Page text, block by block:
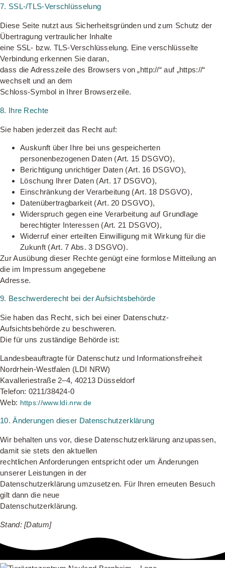
7. SSL-/TLS-Verschlüsselung
Diese Seite nutzt aus Sicherheitsgründen und zum Schutz der
Übertragung vertraulicher Inhalte
eine SSL- bzw. TLS-Verschlüsselung. Eine verschlüsselte
Verbindung erkennen Sie daran,
dass die Adresszeile des Browsers von „http://“ auf „https://“
wechselt und an dem
Schloss-Symbol in Ihrer Browserzeile.
8. Ihre Rechte
Sie haben jederzeit das Recht auf:
Auskunft über Ihre bei uns gespeicherten
personenbezogenen Daten (Art. 15 DSGVO),
Berichtigung unrichtiger Daten (Art. 16 DSGVO),
Löschung Ihrer Daten (Art. 17 DSGVO),
Einschränkung der Verarbeitung (Art. 18 DSGVO),
Datenübertragbarkeit (Art. 20 DSGVO),
Widerspruch gegen eine Verarbeitung auf Grundlage
berechtigter Interessen (Art. 21 DSGVO),
Widerruf einer erteilten Einwilligung mit Wirkung für die
Zukunft (Art. 7 Abs. 3 DSGVO).
Zur Ausübung dieser Rechte genügt eine formlose Mitteilung an
die im Impressum angegebene
Adresse.
9. Beschwerderecht bei der Aufsichtsbehörde
Sie haben das Recht, sich bei einer Datenschutz-
Aufsichtsbehörde zu beschweren.
Die für uns zuständige Behörde ist:
Landesbeauftragte für Datenschutz und Informationsfreiheit
Nordrhein-Westfalen (LDI NRW)
Kavalleriestraße 2–4, 40213 Düsseldorf
Telefon: 0211/38424-0
Web: https://www.ldi.nrw.de
10. Änderungen dieser Datenschutzerklärung
Wir behalten uns vor, diese Datenschutzerklärung anzupassen,
damit sie stets den aktuellen
rechtlichen Anforderungen entspricht oder um Änderungen
unserer Leistungen in der
Datenschutzerklärung umzusetzen. Für Ihren erneuten Besuch
gilt dann die neue
Datenschutzerklärung.
Stand: [Datum]